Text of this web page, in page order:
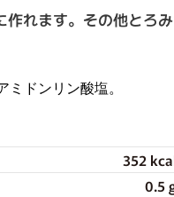
れます。その他とろ
ドンリン酸塩。
352
0.5